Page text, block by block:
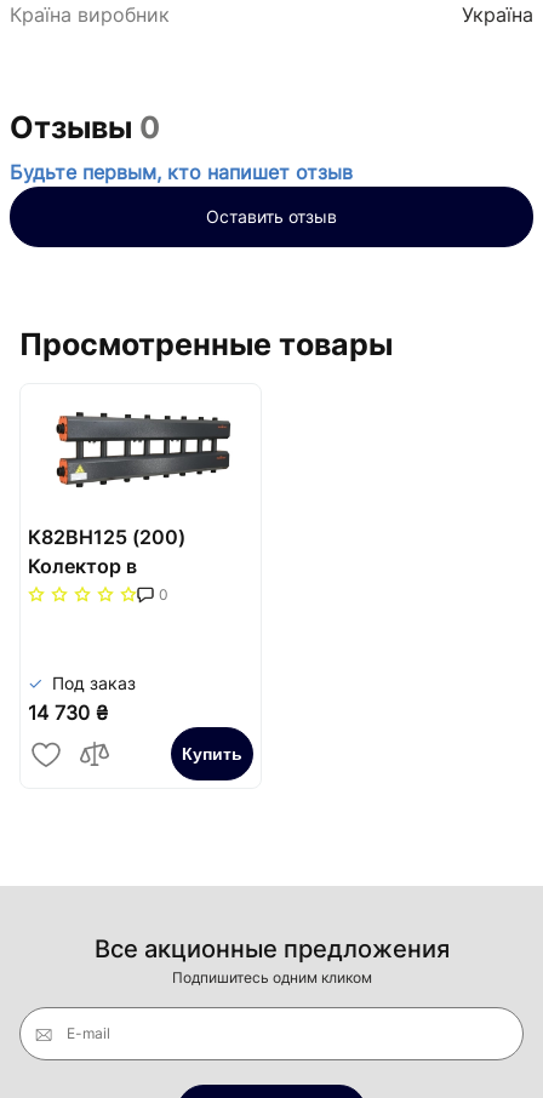
Країна виробник
Україна
Отзывы 0
Будьте первым, кто напишет отзыв
Оставить отзыв
Просмотренные товары
К82ВH125 (200)
Колектор в
теплоізоляції 8+1
(72кВт)
0
Под заказ
14 730 ₴
Купить
Все акционные предложения
Подпишитесь одним кликом
E-mail